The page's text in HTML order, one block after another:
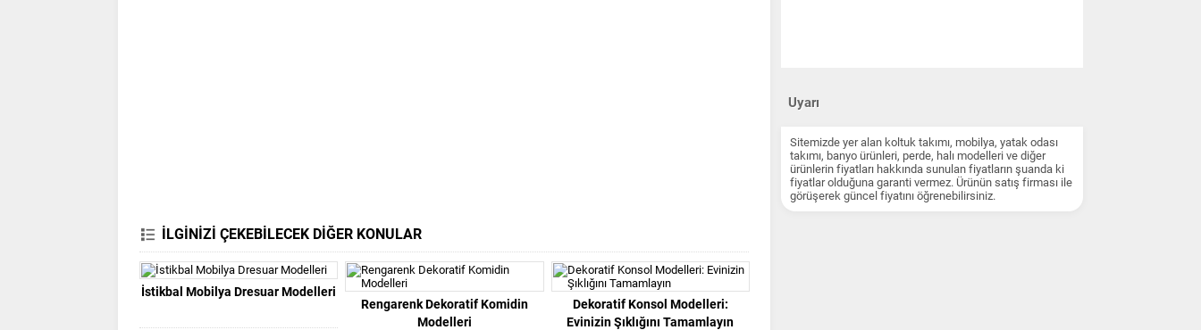
İLGİNİZİ ÇEKEBİLECEK DİĞER KONULAR
İstikbal Mobilya Dresuar Modelleri
Rengarenk Dekoratif Komidin
Modelleri
Dekoratif Konsol Modelleri:
Evinizin Şıklığını Tamamlayın
Uyarı
Sitemizde yer alan koltuk takımı, mobilya, yatak odası
takımı, banyo ürünleri, perde, halı modelleri ve diğer
ürünlerin fiyatları hakkında sunulan fiyatların şuanda ki
fiyatlar olduğuna garanti vermez. Ürünün satış firması ile
görüşerek güncel fiyatını öğrenebilirsiniz.